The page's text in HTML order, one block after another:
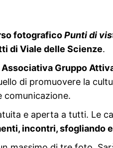
fotograficoPunti di
di Viale delle Scienze.
Associativa Gruppo
di promuovere la
comunicazione.
e aperta a tutti. Le
incontri, sfogliando